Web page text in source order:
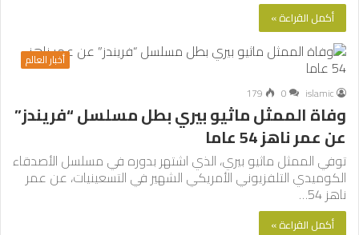
أكمل القراءة »
أخبار العالم
islamic
0
179
وفاة الممثل ماثيو بيري بطل مسلسل “فريندز”
عن عمر ناهز 54 عاما
توفي الممثل ماثيو بيري، الذي اشتهر بدوره في مسلسل الأصدقاء
الكوميدي التلفزيوني الأمريكي الشهير في التسعينيات، عن عمر
ناهز 54…
أكمل القراءة »